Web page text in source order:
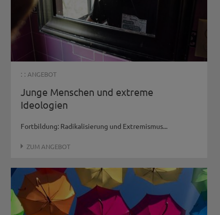
: : ANGEBOT
Junge Menschen und extreme
Ideologien
Fortbildung: Radikalisierung und Extremismus...
ZUM ANGEBOT